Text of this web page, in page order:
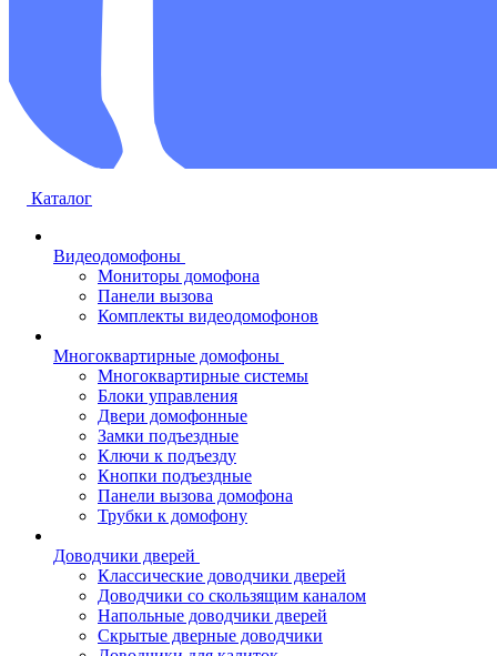
Каталог
Видеодомофоны
Мониторы домофона
Панели вызова
Комплекты видеодомофонов
Многоквартирные домофоны
Многоквартирные системы
Блоки управления
Двери домофонные
Замки подъездные
Ключи к подъезду
Кнопки подъездные
Панели вызова домофона
Трубки к домофону
Доводчики дверей
Классические доводчики дверей
Доводчики со скользящим каналом
Напольные доводчики дверей
Скрытые дверные доводчики